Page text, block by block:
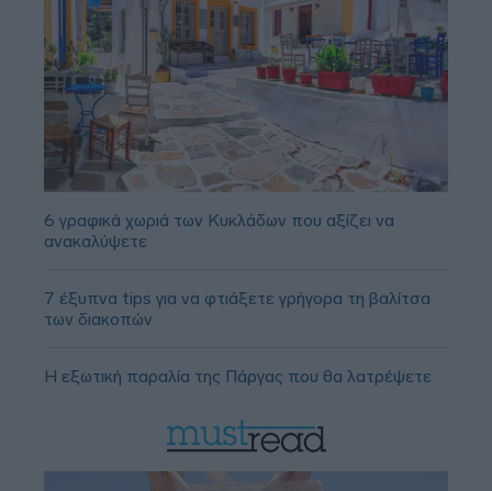
6 γραφικά χωριά των Κυκλάδων που αξίζει να
ανακαλύψετε
7 έξυπνα tips για να φτιάξετε γρήγορα τη βαλίτσα
των διακοπών
Η εξωτική παραλία της Πάργας που θα λατρέψετε